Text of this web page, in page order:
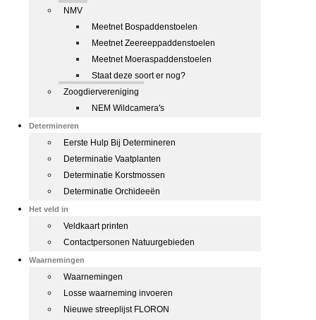
NMV
Meetnet Bospaddenstoelen
Meetnet Zeereeppaddenstoelen
Meetnet Moeraspaddenstoelen
Staat deze soort er nog?
Zoogdiervereniging
NEM Wildcamera's
Determineren
Eerste Hulp Bij Determineren
Determinatie Vaatplanten
Determinatie Korstmossen
Determinatie Orchideeën
Het veld in
Veldkaart printen
Contactpersonen Natuurgebieden
Waarnemingen
Waarnemingen
Losse waarneming invoeren
Nieuwe streeplijst FLORON